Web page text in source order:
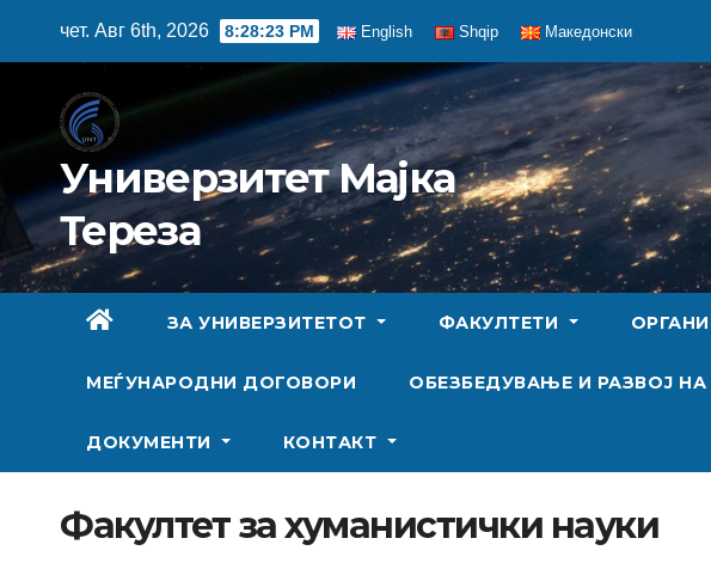
чет. Авг 6th, 2026 8:28:24 PM English Shqip Македонски
Универзитет Мајка
Тереза
ЗА УНИВЕРЗИТЕТОТ ФАКУЛТЕТИ
МЕЃУНАРОДНИ ДОГОВОРИ ОБЕЗБЕДУВАЊЕ И РАЗВОЈ НА
ДОКУМЕНТИ КОНТАКТ
Факултет за хуманистички науки